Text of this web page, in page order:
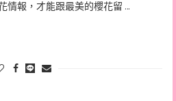
情報，才能跟最美的櫻花留 …